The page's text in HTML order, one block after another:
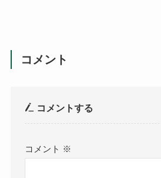
コメント
コメントする
コメント ※